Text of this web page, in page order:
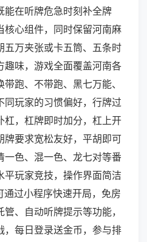
能在听牌危急时刻补全牌
核心组件，同时保留河南麻
五万夹张或卡五筒、五条时
趣味，游戏全面覆盖河南各
跑、不带跑、黑七万能、
同玩家的习惯偏好，行牌过
杠，杠牌即时加分，杠上开
牌要求宽松友好，平胡即可
一色、混一色、龙七对等番
平玩家竞技，操作界面简洁
过小程序快速开局，免房
、自动听牌提示等功能，
，每日登录送金币，参与排